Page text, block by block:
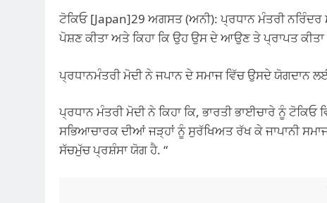
ਟੋਕਿਓ [Japan]29 ਅਗਸਤ (ਅਨੀ): ਪ੍ਰਧਾਨ ਮੰਤਰੀ ਨਰਿੰਦਰ
ਪੋਸ਼ਣ ਕੀਤਾ ਅਤੇ ਕਿਹਾ ਕਿ ਉਹ ਉਸ ਦੇ ਆਉਣ ਤੇ ਪ੍ਰਾਪਤ ਕੀਤਾ
ਪ੍ਰਧਾਨਮੰਤਰੀ ਮੋਦੀ ਨੇ ਜਪਾਨ ਦੇ ਸਮਾਜ ਵਿੱਚ ਉਸਦੇ ਯੋਗਦਾਨ
ਪ੍ਰਧਾਨ ਮੰਤਰੀ ਮੋਦੀ ਨੇ ਕਿਹਾ ਕਿ, ਭਾਰਤੀ ਭਾਈਚਾਰੇ ਨੂੰ
ਸਭਿਆਚਾਰਕ ਦੀਆਂ ਜੜ੍ਹਾਂ ਨੂੰ ਸੁਰੱਖਿਅਤ ਰੱਖ ਕੇ ਜਾਪਾਨੀ
ਸੱਚਮੁੱਚ ਪ੍ਰਸ਼ੰਸਾ ਯੋਗ ਹੈ. “